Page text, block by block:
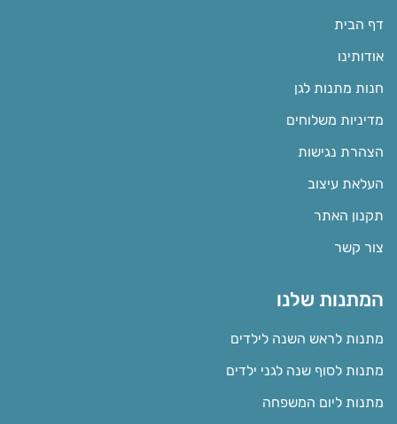
דף הבית
אודותינו
חנות מתנות לגן
מדיניות משלוחים
הצהרת נגישות
העלאת עיצוב
תקנון האתר
צור קשר
המתנות שלנו
מתנות לראש השנה לילדים
מתנות לסוף שנה לגני ילדים
מתנות ליום המשפחה